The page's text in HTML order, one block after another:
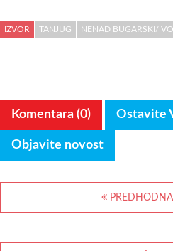
IZVOR TANJUG NENAD BUGARSKI/
Komentara (0) Ostavite
Objavite novost
PREDHODNA